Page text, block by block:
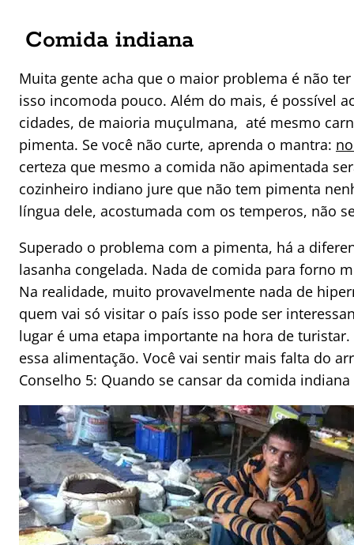
Comida indiana
Muita gente acha que o maior problema é não
isso incomoda pouco. Além do mais, é possível
cidades, de maioria muçulmana, até mesmo
pimenta. Se você não curte, aprenda o mantra:
certeza que mesmo a comida não apimentada
cozinheiro indiano jure que não tem pimenta
língua dele, acostumada com os temperos, não
Superado o problema com a pimenta, há a
lasanha congelada. Nada de comida para forno
Na realidade, muito provavelmente nada de
quem vai só visitar o país isso pode ser
lugar é uma etapa importante na hora de
essa alimentação. Você vai sentir mais falta do
Conselho 5: Quando se cansar da comida